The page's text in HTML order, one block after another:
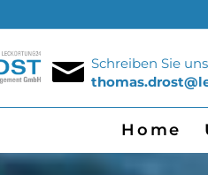
Schreiben Sie uns
Home